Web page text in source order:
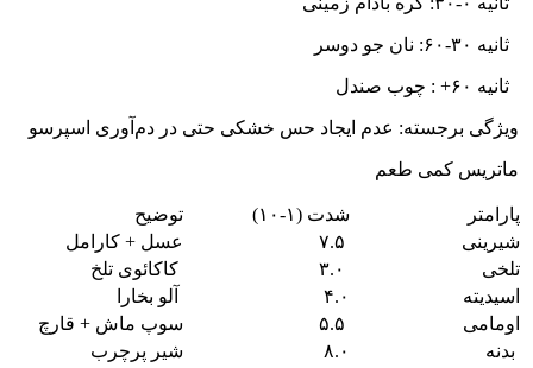
ثانیه ۳۰-۶۰: نان جو دوسر
ثانیه ۶۰+ : چوب صندل
ویژگی برجسته: عدم ایجاد حس خشکی حتی در دم‌آوری اسپرسو
ماتریس کمی طعم
پارامتر شدت (۱-۱۰)
توضیح
شیرینی
عسل + کارامل
تلخی
کاکائوی تلخ
اسیدیته
۴.۰
آلو بخارا
اومامی
سوپ ماش + قارچ
بدنه
۸.۰ شیر پرچرب